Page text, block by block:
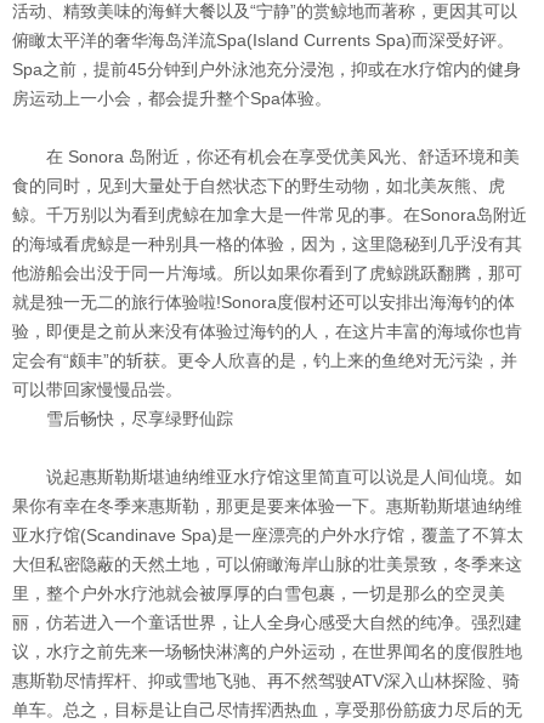
活动、精致美味的海鲜大餐以及“宁静”的赏鲸地而著称，更因其可以
俯瞰太平洋的奢华海岛洋流Spa(Island Currents Spa)而深受好评。
Spa之前，提前45分钟到户外泳池充分浸泡，抑或在水疗馆内的健身
房运动上一小会，都会提升整个Spa体验。
在 Sonora 岛附近，你还有机会在享受优美风光、舒适环境和美
食的同时，见到大量处于自然状态下的野生动物，如北美灰熊、虎
鲸。千万别以为看到虎鲸在加拿大是一件常见的事。在Sonora岛附近
的海域看虎鲸是一种别具一格的体验，因为，这里隐秘到几乎没有其
他游船会出没于同一片海域。所以如果你看到了虎鲸跳跃翻腾，那可
就是独一无二的旅行体验啦!Sonora度假村还可以安排出海海钓的体
验，即便是之前从来没有体验过海钓的人，在这片丰富的海域你也肯
定会有“颇丰”的斩获。更令人欣喜的是，钓上来的鱼绝对无污染，并
可以带回家慢慢品尝。
雪后畅快，尽享绿野仙踪
说起惠斯勒斯堪迪纳维亚水疗馆这里简直可以说是人间仙境。如
果你有幸在冬季来惠斯勒，那更是要来体验一下。惠斯勒斯堪迪纳维
亚水疗馆(Scandinave Spa)是一座漂亮的户外水疗馆，覆盖了不算太
大但私密隐蔽的天然土地，可以俯瞰海岸山脉的壮美景致，冬季来这
里，整个户外水疗池就会被厚厚的白雪包裹，一切是那么的空灵美
丽，仿若进入一个童话世界，让人全身心感受大自然的纯净。强烈建
议，水疗之前先来一场畅快淋漓的户外运动，在世界闻名的度假胜地
惠斯勒尽情挥杆、抑或雪地飞驰、再不然驾驶ATV深入山林探险、骑
单车。总之，目标是让自己尽情挥洒热血，享受那份筋疲力尽后的无